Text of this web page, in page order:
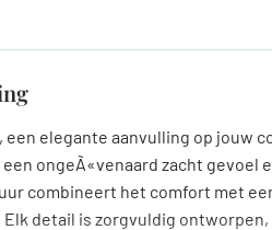
een elegante aanvulling op jouw
ongeÃ«venaard zacht gevoel
combineert het comfort met
detail is zorgvuldig